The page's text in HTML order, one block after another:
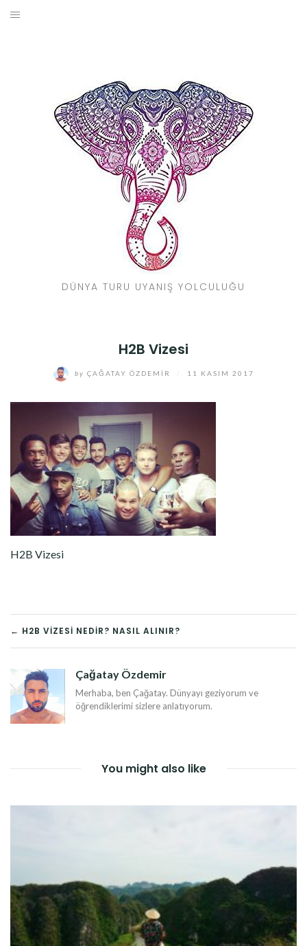
Skip
DÜNYA TURU UYANIŞ YOLCULUĞU
H2B Vizesi
by ÇAĞATAY ÖZDEMIR 11 KASIM 2017
H2B Vizesi
YAZI
DOLAŞIMI
← H2B VIZESI NEDIR? NASIL ALINIR?
Çağatay Özdemir
Merhaba, ben Çağatay. Dünyayı geziyorum ve
öğrendiklerimi sizlere anlatıyorum.
You might also like
SEYAHAT REHBERI